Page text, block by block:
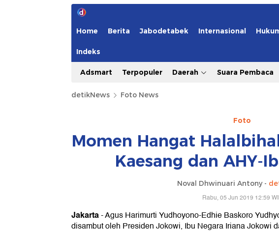
Home Berita Jabodetabek Internasional
Indeks
Adsmart Terpopuler Daerah Suara Pembaca
detikNews Foto News
Foto
Momen Hangat
Kaesang dan AHY-
Noval Dhwinuari Antony -
Rabu, 05 Jun 2019 12:59
Jakarta- Agus Harimurti Yudhoyono-Edhie Baskoro
disambut oleh Presiden Jokowi, Ibu Negara Iriana Jokowi